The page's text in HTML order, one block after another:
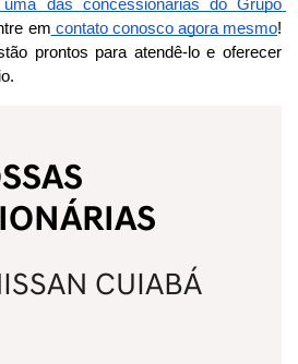
das concessionárias do Grupo
em contato conosco agora mesmo!
prontos para atendê-lo e oferecer
CUIABÁ